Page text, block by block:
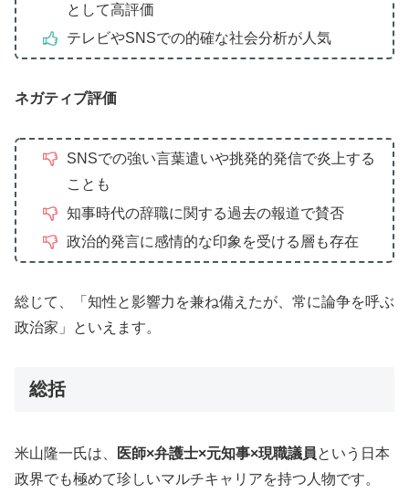
として高評価
テレビやSNSでの的確な社会分析が人気
ネガティブ評価
SNSでの強い言葉遣いや挑発的発信で炎上する
ことも
知事時代の辞職に関する過去の報道で賛否
政治的発言に感情的な印象を受ける層も存在
総じて、「知性と影響力を兼ね備えたが、常に論争を呼ぶ
政治家」といえます。
総括
米山隆一氏は、 医師×弁護士×元知事×現職議員という日本
政界でも極めて珍しいマルチキャリアを持つ人物です。